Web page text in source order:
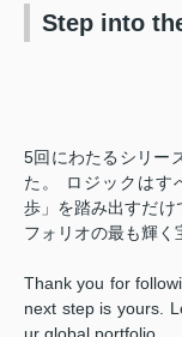
Step into
5回にわたるシリー
た。 ロジックはす
歩」を踏み出すだけ
フォリオの最も輝く
Thank you for
next step is yours.
ur global portfolio.